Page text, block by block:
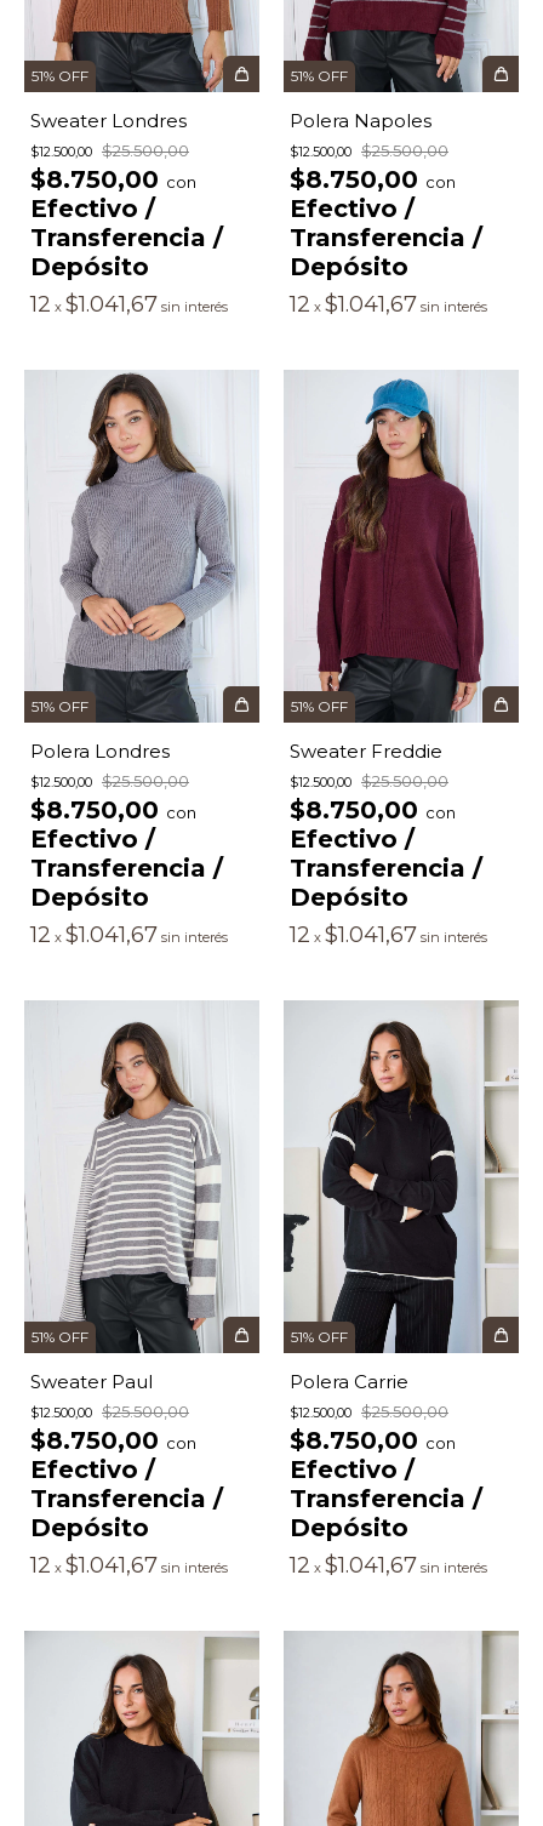
51% OFF
Sweater Londres
$12.500,00 $25.500,00
$8.750,00 con
Efectivo /
Transferencia /
Depósito
12 x $1.041,67 sin interés
51% OFF
Polera Napoles
$12.500,00 $25.500,00
$8.750,00 con
Efectivo /
Transferencia /
Depósito
12 x $1.041,67 sin interés
51% OFF
Polera Londres
$12.500,00 $25.500,00
$8.750,00 con
Efectivo /
Transferencia /
Depósito
12 x $1.041,67 sin interés
51% OFF
Sweater Freddie
$12.500,00 $25.500,00
$8.750,00 con
Efectivo /
Transferencia /
Depósito
12 x $1.041,67 sin interés
51% OFF
Sweater Paul
$12.500,00 $25.500,00
$8.750,00 con
Efectivo /
Transferencia /
Depósito
12 x $1.041,67 sin interés
51% OFF
Polera Carrie
$12.500,00 $25.500,00
$8.750,00 con
Efectivo /
Transferencia /
Depósito
12 x $1.041,67 sin interés